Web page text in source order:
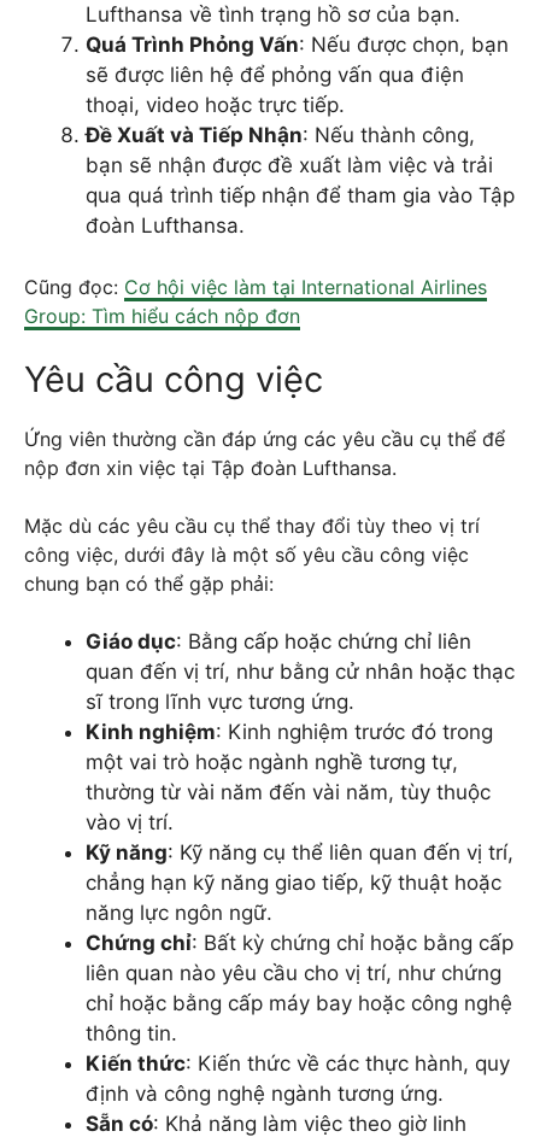
Lufthansa về tình trạng hồ sơ của bạn.
Quá Trình Phỏng Vấn: Nếu được chọn, bạn
sẽ được liên hệ để phỏng vấn qua điện
thoại, video hoặc trực tiếp.
Đề Xuất và Tiếp Nhận: Nếu thành công,
bạn sẽ nhận được đề xuất làm việc và trải
qua quá trình tiếp nhận để tham gia vào Tập
đoàn Lufthansa.
Cũng đọc: Cơ hội việc làm tại International Airlines
Group: Tìm hiểu cách nộp đơn
Yêu cầu công việc
Ứng viên thường cần đáp ứng các yêu cầu cụ thể để
nộp đơn xin việc tại Tập đoàn Lufthansa.
Mặc dù các yêu cầu cụ thể thay đổi tùy theo vị trí
công việc, dưới đây là một số yêu cầu công việc
chung bạn có thể gặp phải:
Giáo dục: Bằng cấp hoặc chứng chỉ liên
quan đến vị trí, như bằng cử nhân hoặc thạc
sĩ trong lĩnh vực tương ứng.
Kinh nghiệm: Kinh nghiệm trước đó trong
một vai trò hoặc ngành nghề tương tự,
thường từ vài năm đến vài năm, tùy thuộc
vào vị trí.
Kỹ năng: Kỹ năng cụ thể liên quan đến vị trí,
chẳng hạn kỹ năng giao tiếp, kỹ thuật hoặc
năng lực ngôn ngữ.
Chứng chỉ: Bất kỳ chứng chỉ hoặc bằng cấp
liên quan nào yêu cầu cho vị trí, như chứng
chỉ hoặc bằng cấp máy bay hoặc công nghệ
thông tin.
Kiến thức: Kiến thức về các thực hành, quy
định và công nghệ ngành tương ứng.
Sẵn có: Khả năng làm việc theo giờ linh